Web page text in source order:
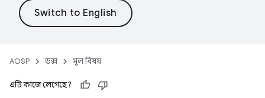
AOSP ডক্স মূল বিষয়
এটি কাজে লেগেছে?